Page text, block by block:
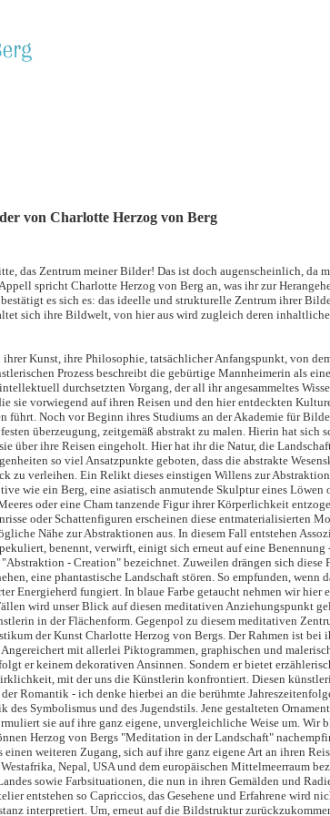
von Charlotte Herzog von Berg
das Zentrum meiner Bilder! Das ist doch augenscheinlich, da
spricht Charlotte Herzog von Berg an, was ihr zur
es sich es: das ideelle und strukturelle Zentrum ihrer
sich ihre Bildwelt, von hier aus wird zugleich deren
Kunst, ihre Philosophie, tatsächlicher Anfangspunkt, von
Prozess beschreibt die gebürtige Mannheimerin als
durchsetzten Vorgang, der all ihr angesammeltes
sie vorwiegend auf ihren Reisen und den hier entdeckten
Noch vor Beginn ihres Studiums an der Akademie für
überzeugung, zeitgemäß abstrakt zu malen. Hierin hat sich
über ihre Reisen eingeholt. Hier hat ihr die Natur, die
so viel Ansatzpunkte geboten, dass die abstrakte
zu verleihen. Ein Relikt dieses einstigen Willens zur
wie ein Berg, eine asiatisch anmutende Skulptur eines Löwen
oder eine Cham tanzende Figur ihrer Körperlichkeit
oder Schattenfiguren erscheinen diese entmaterialisierten
Nähe zur Abstraktionen aus. In diesem Fall entstehen
benennt, verwirft, einigt sich erneut auf eine Benennung
- Creation" bezeichnet. Zuweilen drängen sich diese
eine phantastische Landschaft stören. So empfunden, wenn
Energieherd fungiert. In blaue Farbe getaucht nehmen wir hier
wird unser Blick auf diesen meditativen Anziehungspunkt
in der Flächenform. Gegenpol zu diesem meditativen
der Kunst Charlotte Herzog von Bergs. Der Rahmen ist bei
mit allerlei Piktogrammen, graphischen und
er keinem dekorativen Ansinnen. Sondern er bietet
mit der uns die Künstlerin konfrontiert. Diesen
Romantik - ich denke hierbei an die berühmte
Symbolismus und des Jugendstils. Jene gestalteten
sie auf ihre ganz eigene, unvergleichliche Weise um. Wir
Herzog von Bergs "Meditation in der Landschaft"
weiteren Zugang, sich auf ihre ganz eigene Art an ihren
Nepal, USA und dem europäischen Mittelmeerraum
sowie Farbsituationen, die nun in ihren Gemälden und
entstehen so Capriccios, das Gesehene und Erfahrene wird
interpretiert. Um, erneut auf die Bildstruktur